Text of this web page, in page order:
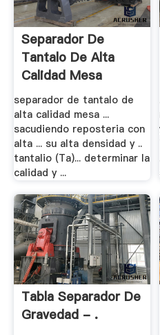
Separador De
Tantalo De Alta
Calidad Mesa
Vibradora
separador de tantalo de
alta calidad mesa ...
sacudiendo reposteria con
alta ... su alta densidad y ..
tantalio (Ta)... determinar la
calidad y ...
Tabla Separador De
Gravedad - .